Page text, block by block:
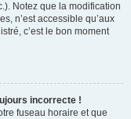
Notez que la modification
n’est accessible qu’aux
c’est le bon moment
incorrecte !
fuseau horaire et que